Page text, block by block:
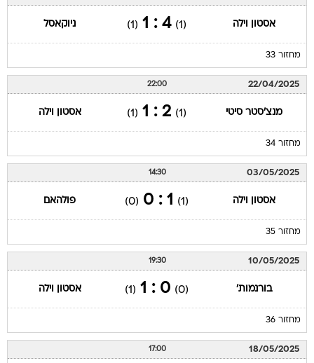
אסטון וילה (1)
4 : 1
(1) ניוקאסל
מחזור 33
22/04/2025
22:00
מנצ'סטר סיטי (1)
2 : 1
(1) אסטון וילה
מחזור 34
03/05/2025
14:30
אסטון וילה (1)
1 : 0
(0) פולהאם
מחזור 35
10/05/2025
19:30
בורנמות' (0)
0 : 1
(1) אסטון וילה
מחזור 36
18/05/2025
17:00